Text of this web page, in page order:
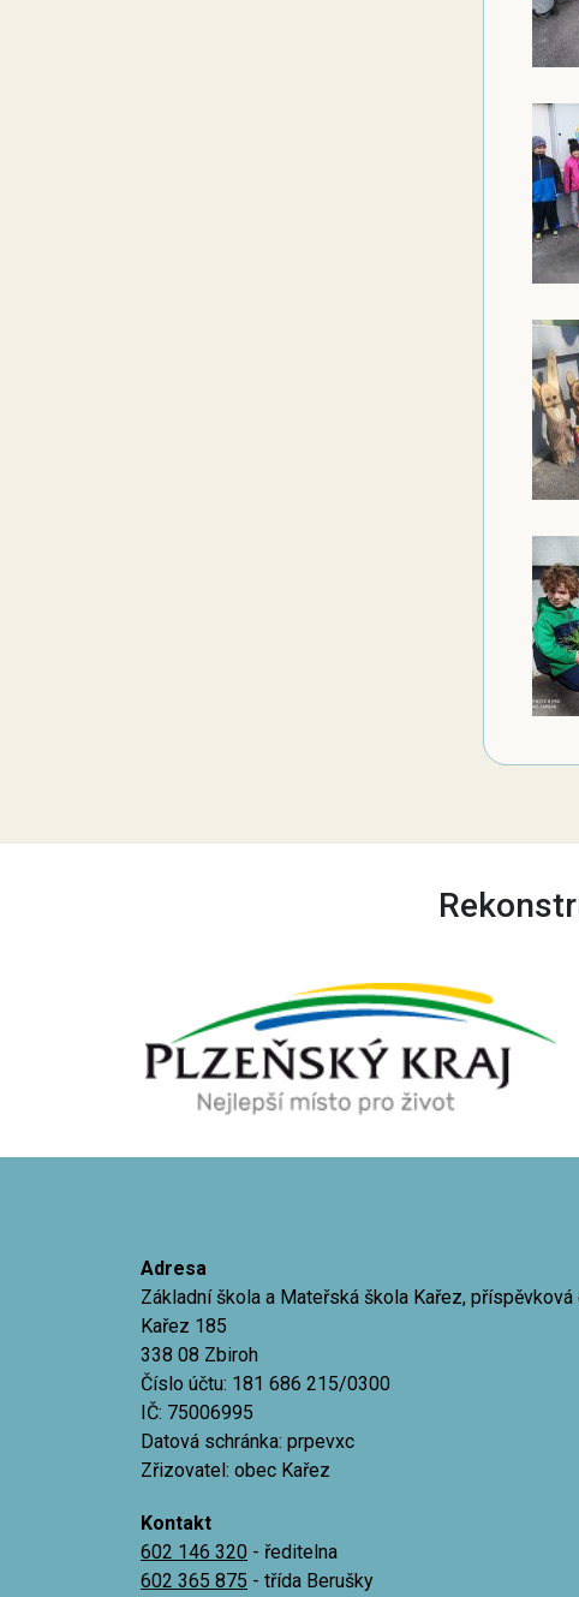
Adresa
Základní škola a Mateřská škola Kařez, příspěvková
Kařez 185
338 08 Zbiroh
Číslo účtu: 181 686 215/0300
IČ: 75006995
Datová schránka: prpevxc
Zřizovatel: obec Kařez
Kontakt
602 146 320 - ředitelna
602 365 875 - třída Berušky